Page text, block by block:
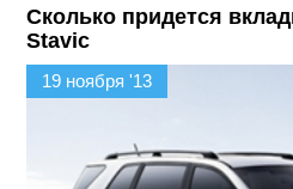
Сколько придется
Stavic
19 ноября '13